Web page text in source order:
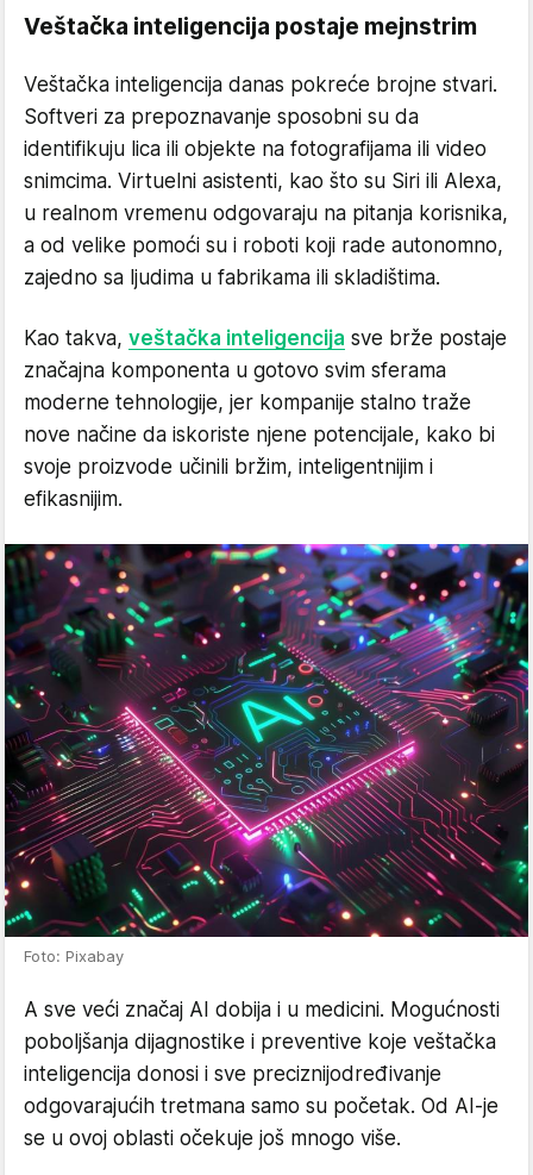
Veštačka inteligencija postaje mejnstrim
Veštačka inteligencija danas pokreće brojne stvari.
Softveri za prepoznavanje sposobni su da
identifikuju lica ili objekte na fotografijama ili video
snimcima. Virtuelni asistenti, kao što su Siri ili Alexa,
u realnom vremenu odgovaraju na pitanja korisnika,
a od velike pomoći su i roboti koji rade autonomno,
zajedno sa ljudima u fabrikama ili skladištima.
Kao takva, veštačka inteligencija sve brže postaje
značajna komponenta u gotovo svim sferama
moderne tehnologije, jer kompanije stalno traže
nove načine da iskoriste njene potencijale, kako bi
svoje proizvode učinili bržim, inteligentnijim i
efikasnijim.
Foto: Pixabay
A sve veći značaj AI dobija i u medicini. Mogućnosti
poboljšanja dijagnostike i preventive koje veštačka
inteligencija donosi i sve preciznijodređivanje
odgovarajućih tretmana samo su početak. Od AI-je
se u ovoj oblasti očekuje još mnogo više.